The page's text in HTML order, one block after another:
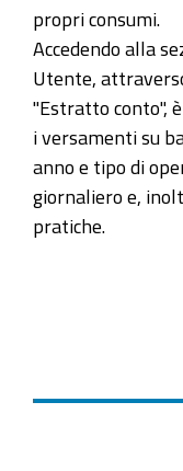
propri consumi.
Accedendo alla
Utente,
"Estratto conto",
i versamenti su
anno e tipo di
giornaliero e,
pratiche.